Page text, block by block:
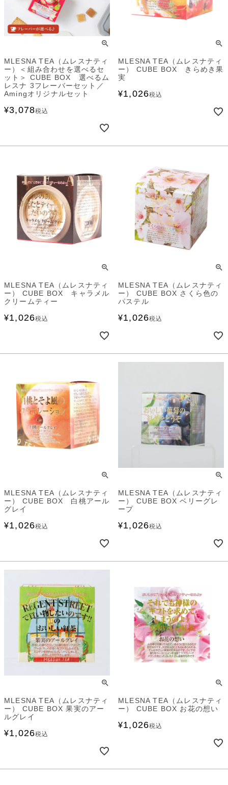
MLESNA TEA（ムレスナティ
ー）＜組み合わせを選べるセ
ット＞ CUBE BOX 選べるム
レスナ 3フレーバーセット／
Amingオリジナルセット
¥3,078税込
MLESNA TEA（ムレスナティ
ー） CUBE BOX きらめき果
実
¥1,026税込
MLESNA TEA（ムレスナティ
ー） CUBE BOX キャラメル
クリームティー
¥1,026税込
MLESNA TEA（ムレスナティ
ー） CUBE BOX さくら色の
パステル
¥1,026税込
MLESNA TEA（ムレスナティ
ー） CUBE BOX 白桃アール
グレイ
¥1,026税込
MLESNA TEA（ムレスナティ
ー） CUBE BOX ベリーグレ
ープ
¥1,026税込
MLESNA TEA（ムレスナティ
ー） CUBE BOX 果実のアー
ルグレイ
¥1,026税込
MLESNA TEA（ムレスナティ
ー） CUBE BOX お花の想い
¥1,026税込